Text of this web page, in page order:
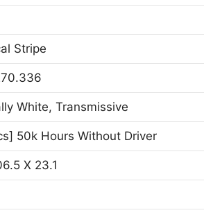
Stripe
White, Transmissive
50k Hours Without Driver
X 23.1